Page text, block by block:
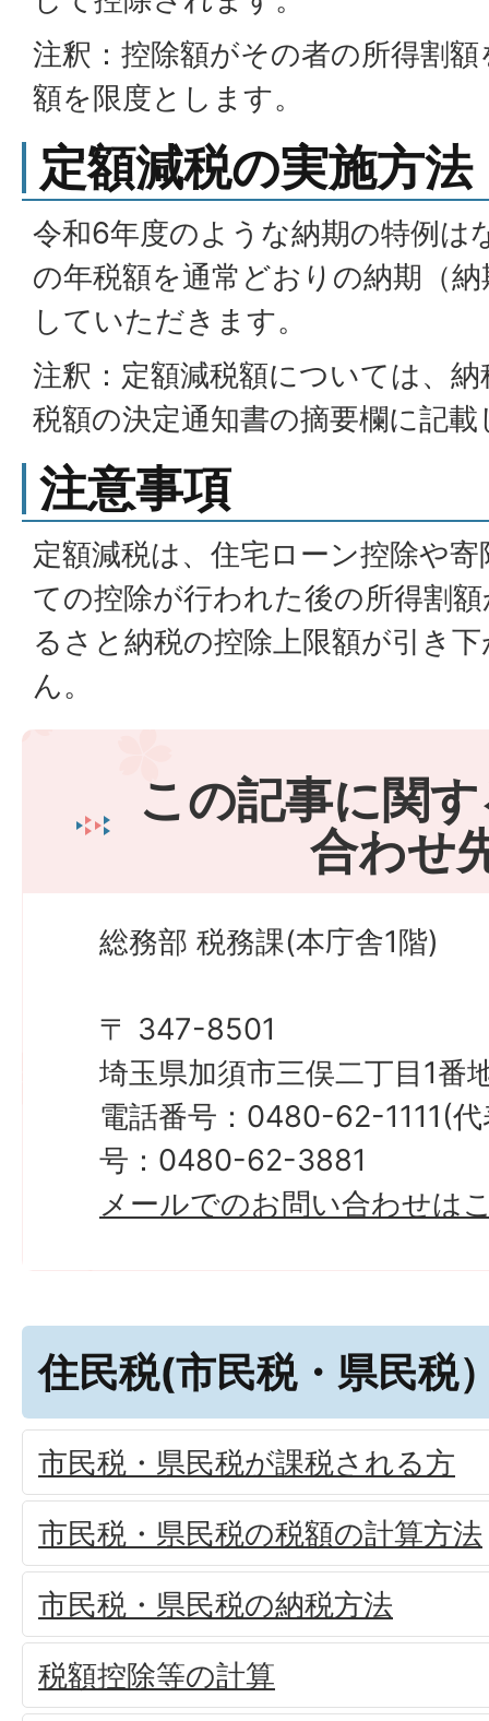
注釈：控除額がその者の所得割
額を限度とします。
定額減税の実施方法
令和6年度のような納期の特例は
の年税額を通常どおりの納期（
していただきます。
注釈：定額減税額については、
税額の決定通知書の摘要欄に記
注意事項
定額減税は、住宅ローン控除や
ての控除が行われた後の所得割
るさと納税の控除上限額が引き
ん。
この記事に関
合わせ
総務部 税務課(本庁舎1階)
〒 347-8501
埼玉県加須市三俣二丁目1番
電話番号：0480-62-1111(
号：0480-62-3881
メールでのお問い合わせは
住民税(市民税・県民税
市民税・県民税が課税される方
市民税・県民税の税額の計算方法
市民税・県民税の納税方法
税額控除等の計算